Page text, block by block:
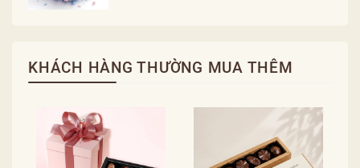
KHÁCH HÀNG THƯỜNG MUA THÊM